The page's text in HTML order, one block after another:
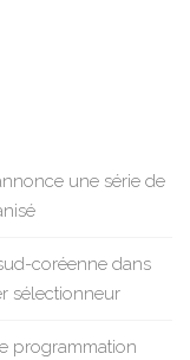
une série de
coréenne dans
sélectionneur
programmation